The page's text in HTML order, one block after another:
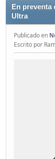
En preventa
Ultra
Publicado en
Escrito por